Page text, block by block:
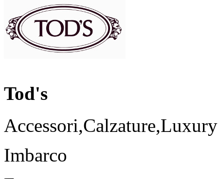
Tod's
Imbarco